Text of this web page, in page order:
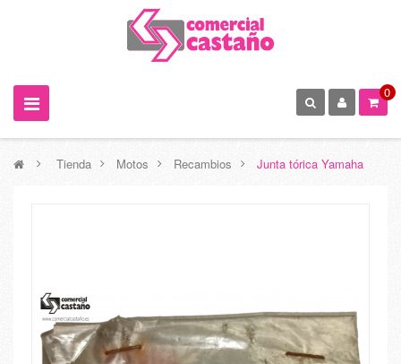
0
> Tienda > Motos > Recambios > Junta tórica Yamaha